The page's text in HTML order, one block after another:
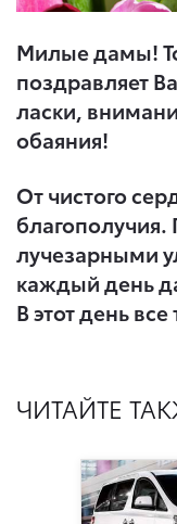
Милые дамы!
поздравляет
ласки,
обаяния!
От чистого
благополучия.
лучезарными
каждый день
В этотдень все
ЧИТАЙТЕ